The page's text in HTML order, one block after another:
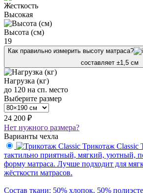
Жесткость
Высокая
Высота (см)
19
Как правильно измерить высоту матраса?
составляет ±1,5 см
Нагрузка (кг)
до 120 на сп. место
Выберите размер
24 200 ₽
Нет нужного размера?
Варианты чехла
Трикотаж Classic
тактильно приятный, мягкий, уютный,
форму матраса. Лучше подходит для
жёсткости матрасов.
Состав ткани: 50% хлопок, 50%